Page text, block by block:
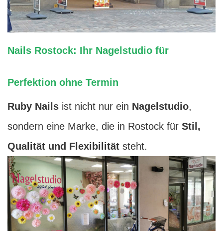
Nails Rostock: Ihr Nagelstudio für
Perfektion ohne Termin
Ruby Nails ist nicht nur ein Nagelstudio,
sondern eine Marke, die in Rostock für Stil,
Qualität und Flexibilität steht.